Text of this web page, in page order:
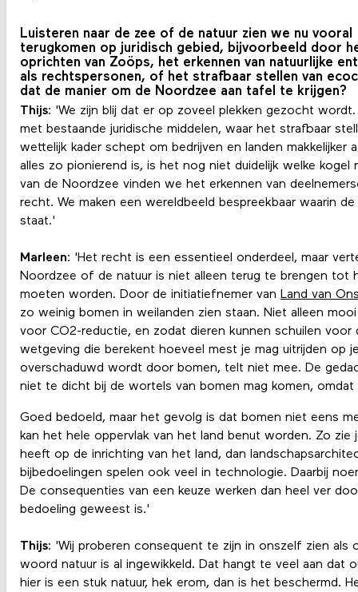
Luisteren naar de zee of de natuur zien we nu vooral
terugkomen op juridisch gebied, bijvoorbeeld door
oprichten van Zoöps, het erkennen van natuurlijke
als rechtspersonen, of het strafbaar stellen van
dat de manier om de Noordzee aan tafel te krijgen?
Thijs: 'We zijn blij dat er op zoveel plekken gezocht
met bestaande juridische middelen, waar het strafbaar
wettelijk kader schept om bedrijven en landen makkelijker
alles zo pionierend is, is het nog niet duidelijk welke kogel
van de Noordzee vinden we het erkennen van
recht. We maken een wereldbeeld bespreekbaar waarin
staat.'
Marleen: 'Het recht is een essentieel onderdeel, maar
Noordzee of de natuur is niet alleen terug te brengen tot
moeten worden. Door de initiatiefnemer van Land van
zo weinig bomen in weilanden zien staan. Niet alleen
voor CO2-reductie, en zodat dieren kunnen schuilen voor
wetgeving die berekent hoeveel mest je mag uitrijden op
overschaduwd wordt door bomen, telt niet mee. De
niet te dicht bij de wortels van bomen mag komen, omdat
Goed bedoeld, maar het gevolg is dat bomen niet eens
kan het hele oppervlak van het land benut worden. Zo
heeft op de inrichting van het land, dan
bijbedoelingen spelen ook veel in technologie. Daarbij
De consequenties van een keuze werken dan heel ver
bedoeling geweest is.'
Thijs: 'Wij proberen consequent te zijn in onszelf zien als
woord natuur is al ingewikkeld. Dat hangt te veel aan dat
hier is een stuk natuur, hek erom, dan is het beschermd.